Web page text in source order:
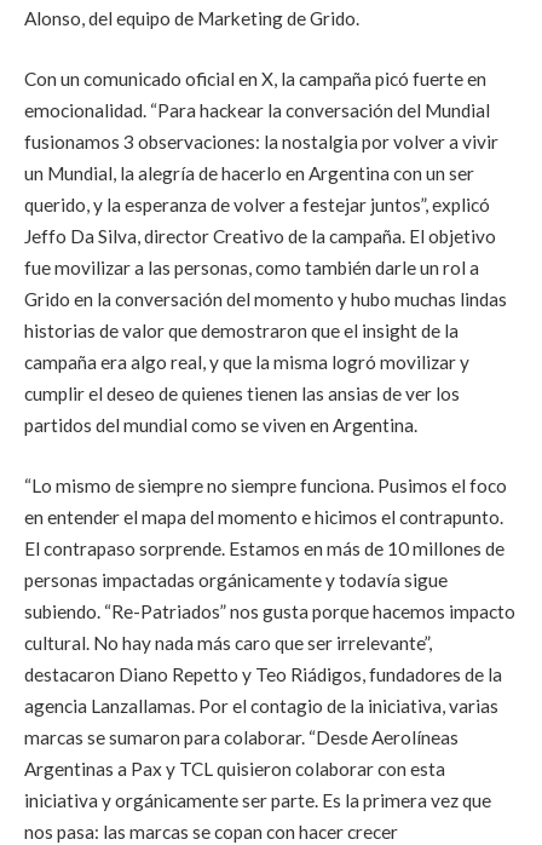
Alonso, del equipo de Marketing de Grido.
Con un comunicado oficial en X, la campaña picó fuerte en
emocionalidad. “Para hackear la conversación del Mundial
fusionamos 3 observaciones: la nostalgia por volver a vivir
un Mundial, la alegría de hacerlo en Argentina con un ser
querido, y la esperanza de volver a festejar juntos”, explicó
Jeffo Da Silva, director Creativo de la campaña. El objetivo
fue movilizar a las personas, como también darle un rol a
Grido en la conversación del momento y hubo muchas lindas
historias de valor que demostraron que el insight de la
campaña era algo real, y que la misma logró movilizar y
cumplir el deseo de quienes tienen las ansias de ver los
partidos del mundial como se viven en Argentina.
“Lo mismo de siempre no siempre funciona. Pusimos el foco
en entender el mapa del momento e hicimos el contrapunto.
El contrapaso sorprende. Estamos en más de 10 millones de
personas impactadas orgánicamente y todavía sigue
subiendo. “Re-Patriados” nos gusta porque hacemos impacto
cultural. No hay nada más caro que ser irrelevante”,
destacaron Diano Repetto y Teo Riádigos, fundadores de la
agencia Lanzallamas. Por el contagio de la iniciativa, varias
marcas se sumaron para colaborar. “Desde Aerolíneas
Argentinas a Pax y TCL quisieron colaborar con esta
iniciativa y orgánicamente ser parte. Es la primera vez que
nos pasa: las marcas se copan con hacer crecer